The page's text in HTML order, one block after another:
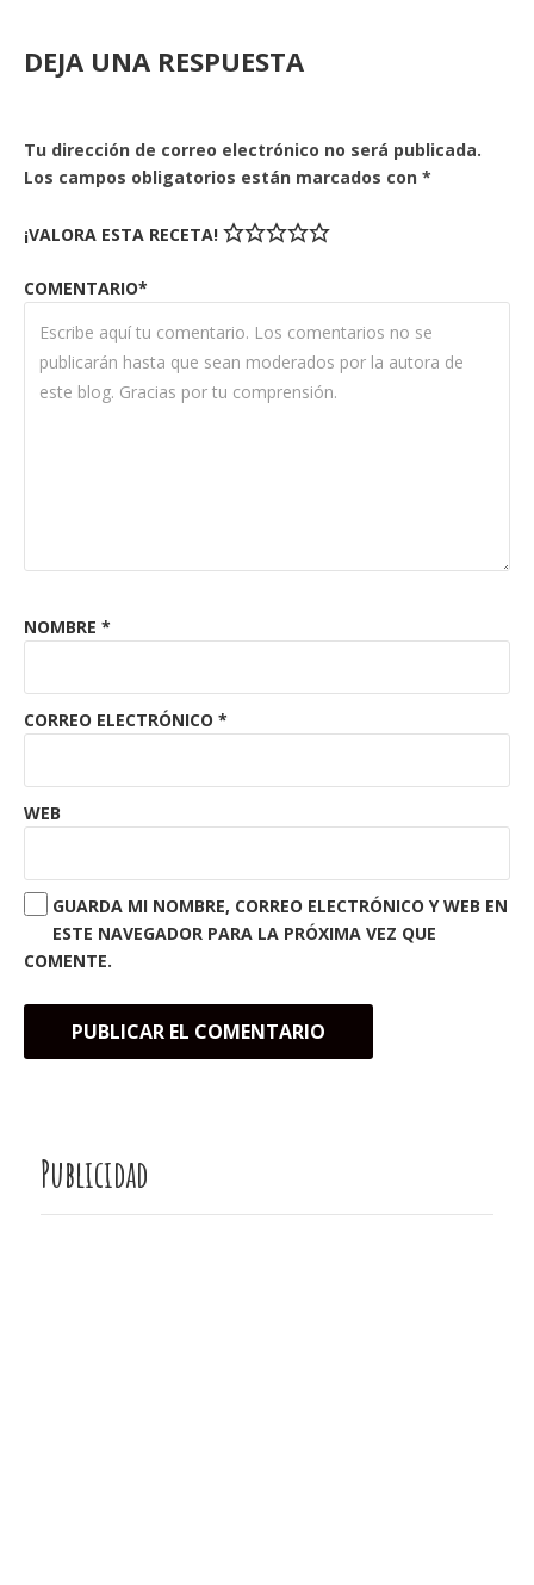
DEJA UNA RESPUESTA
Tu dirección de correo electrónico no será publicada.
Los campos obligatorios están marcados con *
¡VALORA ESTA RECETA!
COMENTARIO*
NOMBRE *
CORREO ELECTRÓNICO *
WEB
GUARDA MI NOMBRE, CORREO ELECTRÓNICO Y WEB EN
ESTE NAVEGADOR PARA LA PRÓXIMA VEZ QUE
COMENTE.
Publicidad